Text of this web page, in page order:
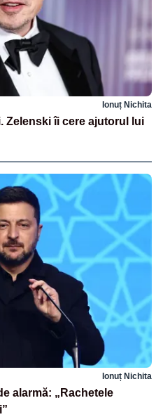
Ionuț Nichita
Zelenski îi cere ajutorul lui
Ionuț Nichita
alarmă: „Rachetele